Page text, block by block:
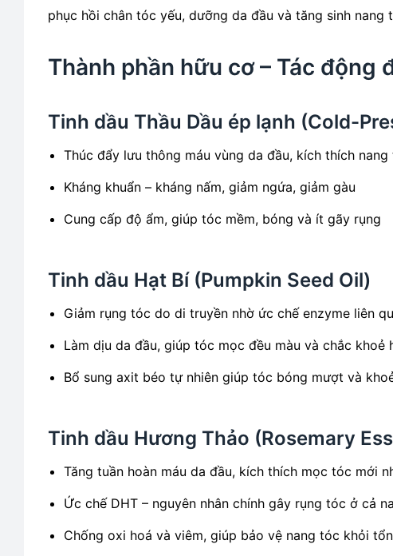
phục hồi chân tóc yếu, dưỡng da đầu và tăng sinh nang
Thành phần hữu cơ – Tác động
Tinh dầu Thầu Dầu ép lạnh (Cold-
Thúc đẩy lưu thông máu vùng da đầu, kích thích
Kháng khuẩn – kháng nấm, giảm ngứa, giảm gàu
Cung cấp độ ẩm, giúp tóc mềm, bóng và ít gãy rụng
Tinh dầu Hạt Bí (Pumpkin Seed Oil)
Giảm rụng tóc do di truyền nhờ ức chế enzyme liên
Làm dịu da đầu, giúp tóc mọc đều màu và chắc khoẻ
Bổ sung axit béo tự nhiên giúp tóc bóng mượt và
Tinh dầu Hương Thảo (Rosemary
Tăng tuần hoàn máu da đầu, kích thích mọc tóc mới
Ức chế DHT – nguyên nhân chính gây rụng tóc ở cả
Chống oxi hoá và viêm, giúp bảo vệ nang tóc khỏi